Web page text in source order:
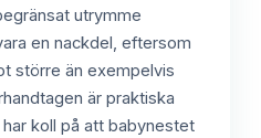
utrymme
en nackdel, eftersom
större än exempelvis
är praktiska
koll på att babynestet